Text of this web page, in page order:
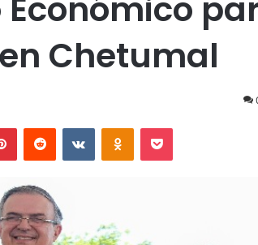
Chetumal
PinterestReddit VKontakteOdnoklassniki
Pocket